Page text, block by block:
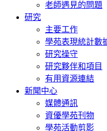
老師遇見的問題
研究
主要工作
學苑表現統計數
研究操守
研究夥伴和項目
有用資源連結
新聞中心
媒體通訊
資優學苑刊物
學苑活動剪影